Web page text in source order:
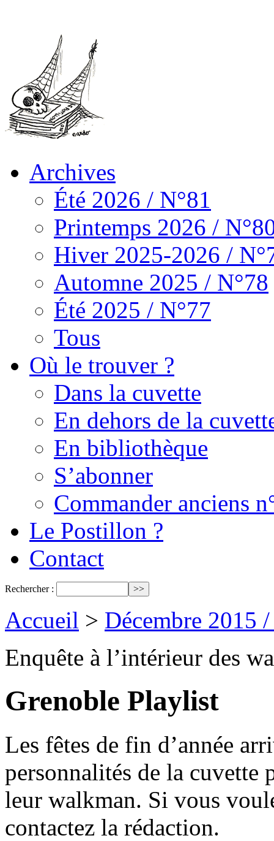
Archives
Été 2026 / N°81
Printemps 2026 /
Hiver 2025-2026 /
Automne 2025 / N°78
Été 2025 / N°77
Tous
Où le trouver ?
Dans la cuvette
En dehors de la
En bibliothèque
S’abonner
Commander anciens
Le Postillon ?
Contact
Rechercher :
Accueil > Décembre 2015
Enquête à l’intérieur des
Grenoble Playlist
Les fêtes de fin d’année
personnalités de la cuvette
leur walkman. Si vous
contactez la rédaction.